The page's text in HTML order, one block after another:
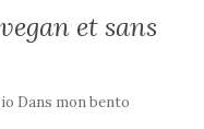
et sans
Dans mon bento